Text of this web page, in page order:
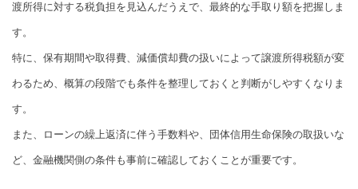
渡所得に対する税負担を見込んだうえで、最終的な手取り額を把握しま
す。
特に、保有期間や取得費、減価償却費の扱いによって譲渡所得税額が変
わるため、概算の段階でも条件を整理しておくと判断がしやすくなりま
す。
また、ローンの繰上返済に伴う手数料や、団体信用生命保険の取扱いな
ど、金融機関側の条件も事前に確認しておくことが重要です。